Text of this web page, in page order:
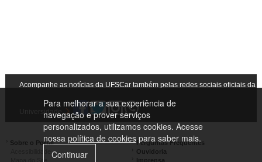
Para melhorar a sua experiência de
navegação e prover serviços
personalizados, utilizamos cookies. Acesse
nossa política de cookiespara saber mais.
Continuar
Acompanhe as notícias da UFSCar também pelas redes sociais oficiais da
Universidade
Sobre o Portal
Perguntas Frequentes
Ouvidoria
Imprensa